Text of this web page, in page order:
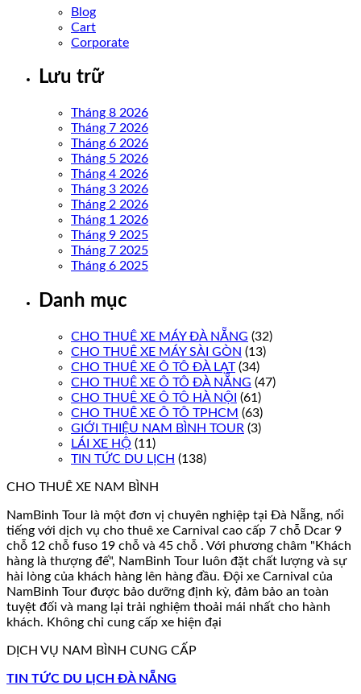
Blog
Cart
Corporate
Lưu trữ
Tháng 8 2026
Tháng 7 2026
Tháng 6 2026
Tháng 5 2026
Tháng 4 2026
Tháng 3 2026
Tháng 2 2026
Tháng 1 2026
Tháng 9 2025
Tháng 7 2025
Tháng 6 2025
Danh mục
CHO THUÊ XE MÁY ĐÀ NẴNG (32)
CHO THUÊ XE MÁY SÀI GÒN (13)
CHO THUÊ XE Ô TÔ ĐÀ LẠT(34)
CHO THUÊ XE Ô TÔ ĐÀ NẴNG (47)
CHO THUÊ XE Ô TÔ HÀ NỘI (61)
CHO THUÊ XE Ô TÔ TPHCM (63)
GIỚI THIỆU NAM BÌNH TOUR (3)
LÁI XE HỘ (11)
TIN TỨC DU LỊCH (138)
CHO THUÊ XE NAM BÌNH
NamBinh Tour là một đơn vị chuyên nghiệp tại Đà Nẵng, nổi
tiếng với dịch vụ cho thuê xe Carnival cao cấp 7 chỗ Dcar 9
chỗ 12 chỗ fuso 19 chỗ và 45 chỗ . Với phương châm "Khách
hàng là thượng đế", NamBinh Tour luôn đặt chất lượng và sự
hài lòng của khách hàng lên hàng đầu. Đội xe Carnival của
NamBinh Tour được bảo dưỡng định kỳ, đảm bảo an toàn
tuyệt đối và mang lại trải nghiệm thoải mái nhất cho hành
khách. Không chỉ cung cấp xe hiện đại
DỊCH VỤ NAM BÌNH CUNG CẤP
TIN TỨC DU LỊCH ĐÀ NẴNG